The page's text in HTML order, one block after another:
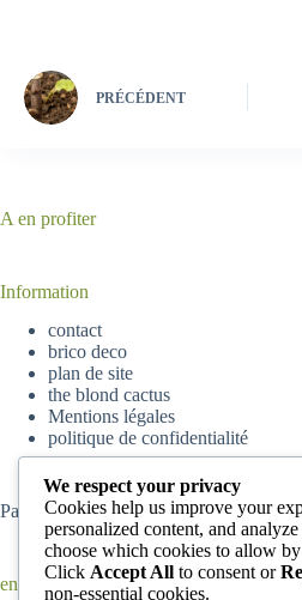
PRÉCÉDENT
A en profiter
Information
contact
brico deco
plan de site
the blond cactus
Mentions légales
politique de confidentialité
Partenaireparisskyscrapers
en ce moment
We respect your privacy
Cookies help us improve your
personalized content, and
choose which cookies to allow
Click Accept All to consent or
non-essential cookies.